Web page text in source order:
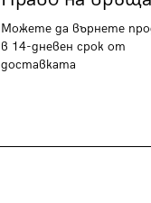
Можете да върнете
в 14-дневен срок от
доставката